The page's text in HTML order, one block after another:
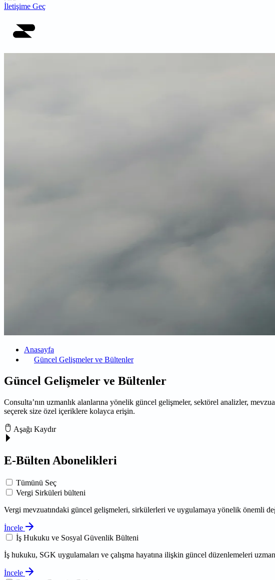
İletişime Geç
Anasayfa
Güncel Gelişmeler ve Bültenler
Güncel Gelişmeler ve Bültenler
Consulta’nın uzmanlık alanlarına yönelik güncel gelişmeler, sektörel analizler,
seçerek size özel içeriklere kolayca erişin.
Aşağı Kaydır
E-Bülten Abonelikleri
Tümünü Seç
Vergi Sirküleri bülteni
Vergi mevzuatındaki güncel gelişmeleri, sirkülerleri ve uygulamaya yönelik önemli
İncele
İş Hukuku ve Sosyal Güvenlik Bülteni
İş hukuku, SGK uygulamaları ve çalışma hayatına ilişkin güncel düzenlemeleri
İncele